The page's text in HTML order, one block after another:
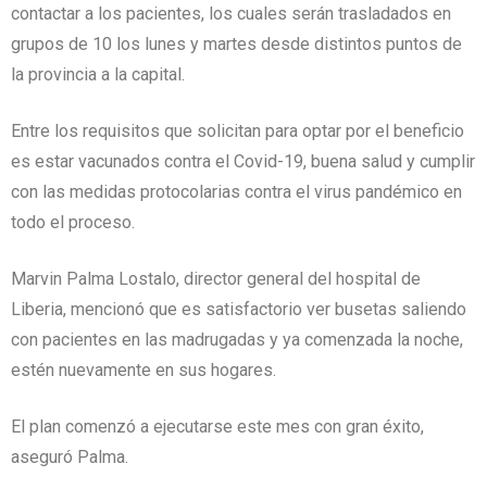
contactar a los pacientes, los cuales serán trasladados en
grupos de 10 los lunes y martes desde distintos puntos de
la provincia a la capital.
Entre los requisitos que solicitan para optar por el beneficio
es estar vacunados contra el Covid-19, buena salud y cumplir
con las medidas protocolarias contra el virus pandémico en
todo el proceso.
Marvin Palma Lostalo, director general del hospital de
Liberia, mencionó que es satisfactorio ver busetas saliendo
con pacientes en las madrugadas y ya comenzada la noche,
estén nuevamente en sus hogares.
El plan comenzó a ejecutarse este mes con gran éxito,
aseguró Palma.